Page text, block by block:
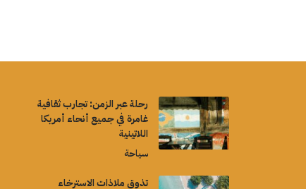
رحلة عبر الزمن: تجارب ثقافية
غامرة في جميع أنحاء أمريكا
اللاتينية
سياحة
تذوق ملاذات الاسترخاء